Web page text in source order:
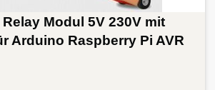
Modul 5V 230V mit
Arduino Raspberry Pi AVR